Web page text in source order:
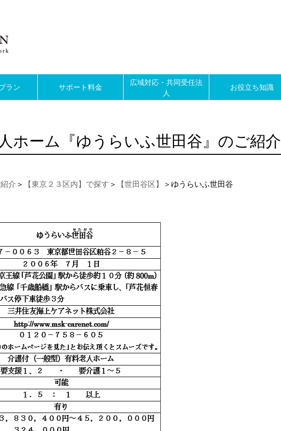
ラン サポート料金
広域対応・共同受任法
人
お役立ち知識
ホーム『ゆうらいふ世田谷』のご紹介
介 ＞ 【東京２３区内】で探す ＞ 【世田谷区】 ＞ゆうらいふ世田谷